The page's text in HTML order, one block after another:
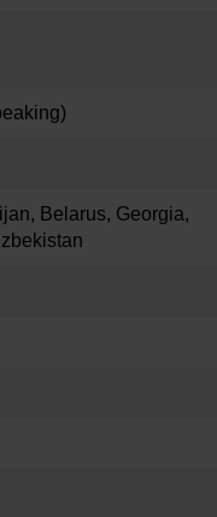
Belarus, Georgia,